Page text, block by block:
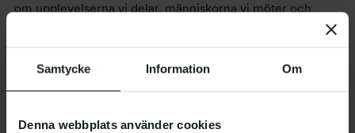
Samtycke Information Om
Denna webbplats använder cookies
om upplevelserna vi delar, människorna vi möter och
Läs mer om Nordisk Panorama här.
Information